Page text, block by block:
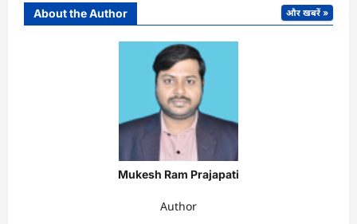
About the Author और खबरें »
Mukesh Ram Prajapati
Author